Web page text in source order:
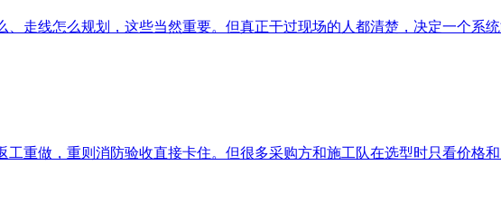
走线怎么规划，这些当然重要。但真正干过现场的人都清楚，决定一个系
重做，重则消防验收直接卡住。但很多采购方和施工队在选型时只看价格